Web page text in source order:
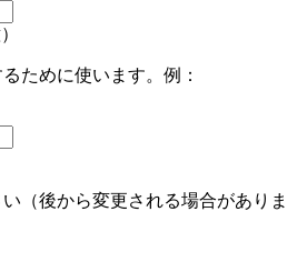
ために使います。例：
（後から変更される場合がありま